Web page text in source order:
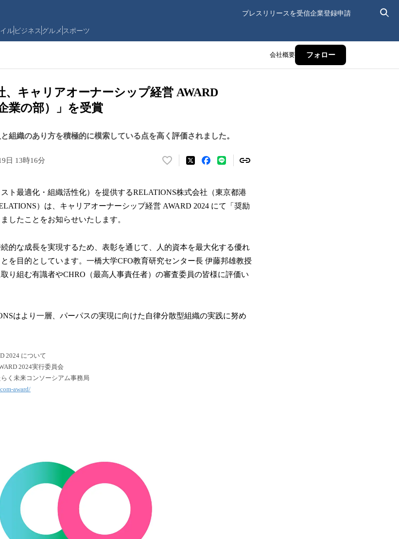
プレスリリースを受信企業登録申請
ルビジネス グルメ スポーツ
会社概要 フォロー
、キャリアオーナーシップ経営 AWARD
業の部）」を受賞
組織のあり方を積極的に模索している点を高く評価されました。
日 13時16分
い
！
数
込
み
中
で
ト最適化・組織活性化）を提供するRELATIONS株式会社（東京都港
）は、キャリアオーナーシップ経営 AWARD 2024 にて「奨励
したことをお知らせいたします。
的な成長を実現するため、表彰を通じて、人的資本を最大化する優れ
を目的としています。一橋大学CFO教育研究センター長 伊藤邦雄教授
り組む有識者やCHRO（最高人事責任者）の審査委員の皆様に評価い
はより一層、パーパスの実現に向けた自律分散型組織の実践に努め
2024 について
2024実行委員会
く未来コンソーシアム事務局
award/